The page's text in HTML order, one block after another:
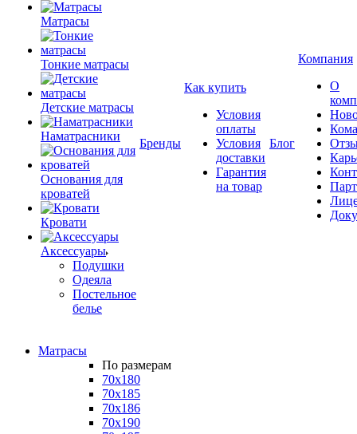
Матрасы
Тонкие матрасы
Детские матрасы
Наматрасники
Основания для
кроватей
Кровати
Аксессуары
Подушки
Одеяла
Постельное
белье
Бренды
Как купить
Условия
оплаты
Условия
доставки
Гарантия
на товар
Блог
Компания
О
Матрасы
По размерам
70x180
70x185
70x186
70x190